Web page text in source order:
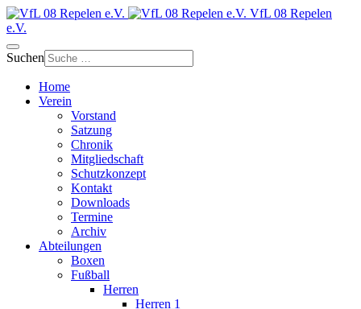
VfL 08 Repelen
e.V.
Suchen
Home
Verein
Vorstand
Satzung
Chronik
Mitgliedschaft
Schutzkonzept
Kontakt
Downloads
Termine
Archiv
Abteilungen
Boxen
Fußball
Herren
Herren 1